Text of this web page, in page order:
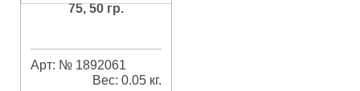
75, 50 гр.
Арт: № 1892061
Вес: 0.05 кг.